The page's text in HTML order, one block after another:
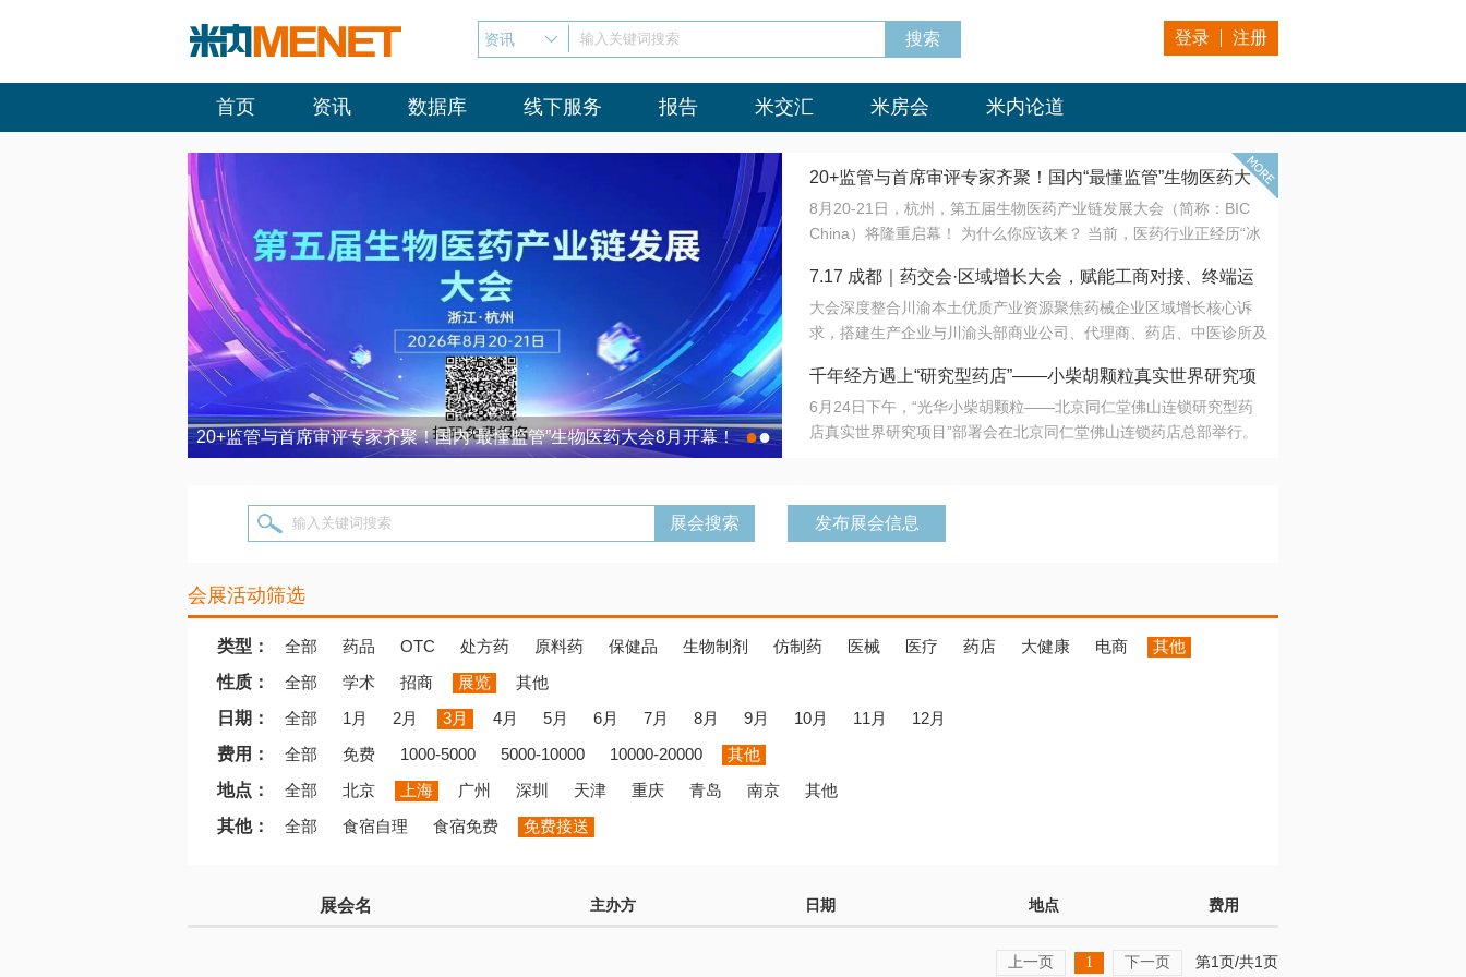
资讯 输入关键词搜索 登录 注册
首页 资讯 数据库 线下服务 报告 米交汇 米房会 米内论道
20+监管与首席审评专家齐聚！国内“最懂监管”生物医药大会8月开幕！ 7.17 成都｜药交会·区域增长大会，赋能工商对接、终端运营
●●
20+监管与首席审评专家齐聚！国内“最懂监管”生物医药大
会8月开幕！
8月20-21日，杭州，第五届生物医药产业链发展大会（简称：BIC
China）将隆重启幕！ 为什么你应该来？ 当前，医药行业正经历“冰
法正重新定义研发效率；另一端是创新药“最后一公里”的支付与入院
难题，呼唤更成熟的产业生态。 同质化“内卷”已无出路，全产业链协
同与出海能力建设才是破局关键。 本届大会以 “重构生态，定义未
算力突围；从中药创新、复杂药物制剂、CGT、多肽与小核酸的技
术攻坚，到CDMO的柔性智造。 我们致力于打破壁垒，让“实验
室”与“生产线”、“研发端”与“支付端”深度对话，更让监管、产业、资
7.17 成都｜药交会·区域增长大会，赋能工商对接、终端运
营
大会深度整合川渝本土优质产业资源聚焦药械企业区域增长核心诉
求，搭建生产企业与川渝头部商业公司、代理商、药店、中医诊所及
域增量份额夯实西南市场战略布局
千年经方遇上“研究型药店”——小柴胡颗粒真实世界研究项
目在北京同仁堂佛山连锁启动
6月24日下午，“光华小柴胡颗粒——北京同仁堂佛山连锁研究型药
店真实世界研究项目”部署会在北京同仁堂佛山连锁药店总部举行。
输入关键词搜索 发布展会信息
会展活动筛选
类型： 全部 药品 OTC 处方药 原料药 保健品 生物制剂 仿制药 医械 医疗 药店 大健康 电商
其他
性质：
全部 学术 招商 展览
其他
日期：
全部 1月 2月 3月 4月 5月 6月 7月 8月 9月 10月 11月
12月
费用：
全部 免费 1000-5000 5000-10000 10000-20000
其他
地点：
全部 北京 上海 广州 深圳 天津 重庆 青岛 南京
其他
其他：
全部 食宿自理 食宿免费 免费接送
展会名 主办方 日期 地点 费用
上一页 1 下一页 第1页/共1页